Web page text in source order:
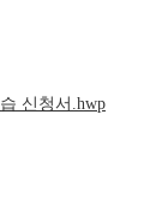
신청서.hwp